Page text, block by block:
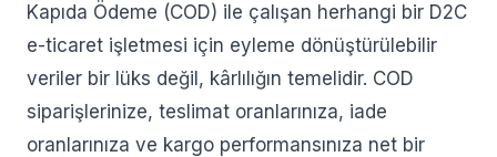
Kapıda Ödeme (COD) ile çalışan herhangi bir D2C
e-ticaret işletmesi için eyleme dönüştürülebilir
veriler bir lüks değil, kârlılığın temelidir. COD
siparişlerinize, teslimat oranlarınıza, iade
oranlarınıza ve kargo performansınıza net bir